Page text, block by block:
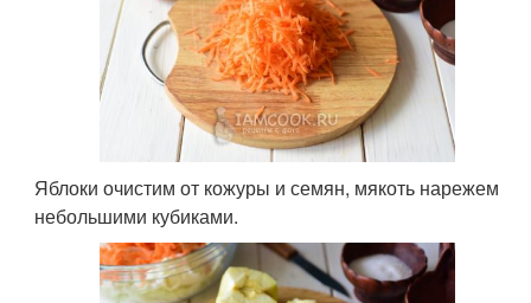
Яблоки очистим от кожуры и семян, мякоть нарежем
небольшими кубиками.